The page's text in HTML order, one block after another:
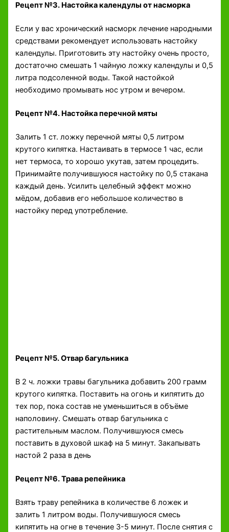
Рецепт №3. Настойка календулы от насморка
Если у вас хронический насморк лечение народными
средствами рекомендует использовать настойку
календулы. Приготовить эту настойку очень просто,
достаточно смешать 1 чайную ложку календулы и 0,5
литра подсоленной воды. Такой настойкой
необходимо промывать нос утром и вечером.
Рецепт №4. Настойка перечной мяты
Залить 1 ст. ложку перечной мяты 0,5 литром
крутого кипятка. Настаивать в термосе 1 час, если
нет термоса, то хорошо укутав, затем процедить.
Принимайте получившуюся настойку по 0,5 стакана
каждый день. Усилить целебный эффект можно
мёдом, добавив его небольшое количество в
настойку перед употребление.
Рецепт №5. Отвар багульника
В 2 ч. ложки травы багульника добавить 200 грамм
крутого кипятка. Поставить на огонь и кипятить до
тех пор, пока состав не уменьшиться в объёме
наполовину. Смешать отвар багульника с
растительным маслом. Получившуюся смесь
поставить в духовой шкаф на 5 минут. Закапывать
настой 2 раза в день
Рецепт №6. Трава репейника
Взять траву репейника в количестве 6 ложек и
залить 1 литром воды. Получившуюся смесь
кипятить на огне в течение 3-5 минут. После снятия с